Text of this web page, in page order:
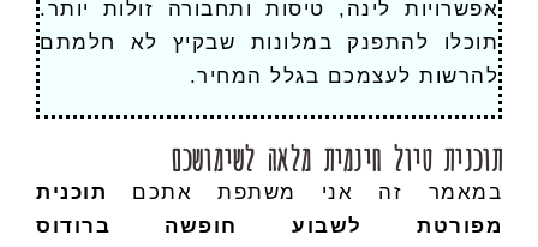
אפשרויות לינה, טיסות ותחבורה זולות יותר.
תוכלו להתפנק במלונות שבקיץ לא חלמתם
להרשות לעצמכם בגלל המחיר.
תוכנית טיול חינמית מלאה לשימושכם
במאמר זה אני משתפת אתכם
תוכנית
מפורטת לשבוע חופשה ברודוס